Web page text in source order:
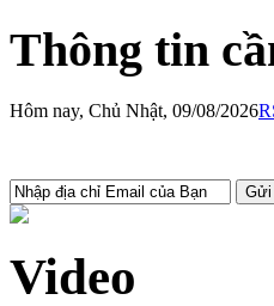
Thông tin
Hôm nay, Chủ Nhật, 09/08/2026
Video